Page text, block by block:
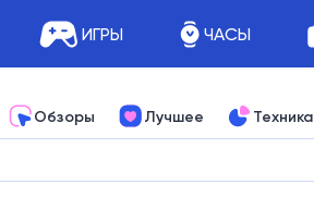
ИГРЫ ЧАСЫ
Обзоры Лучшее Техника